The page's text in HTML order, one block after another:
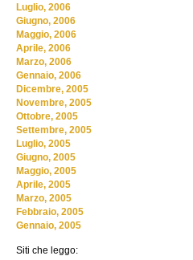
Luglio, 2006
Giugno, 2006
Maggio, 2006
Aprile, 2006
Marzo, 2006
Gennaio, 2006
Dicembre, 2005
Novembre, 2005
Ottobre, 2005
Settembre, 2005
Luglio, 2005
Giugno, 2005
Maggio, 2005
Aprile, 2005
Marzo, 2005
Febbraio, 2005
Gennaio, 2005
Siti che leggo: